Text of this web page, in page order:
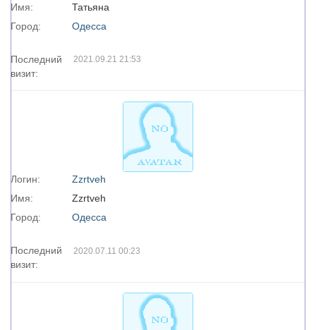
Имя:
Татьяна
Город:
Одесса
Последний
визит:
2021.09.21 21:53
Логин:
Zzrtveh
Имя:
Zzrtveh
Город:
Одесса
Последний
визит:
2020.07.11 00:23